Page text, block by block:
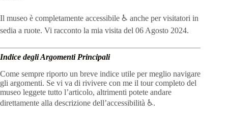
Il museo è completamente accessibile ♿️ anche per visitatori in
sedia a ruote. Vi racconto la mia visita del 06 Agosto 2024.
Indice degli Argomenti Principali
Come sempre riporto un breve indice utile per meglio navigare
gli argomenti. Se vi va di rivivere con me il tour completo del
museo leggete tutto l’articolo, altrimenti potete andare
direttamente alla descrizione dell’accessibilità ♿️.